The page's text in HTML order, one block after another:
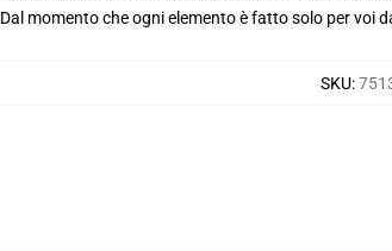
Dal momento che ogni elemento è fatto solo per voi
SKU: